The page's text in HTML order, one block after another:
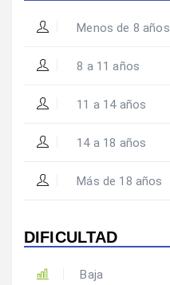
Menos de 8 años
8 a 11 años
11 a 14 años
14 a 18 años
Más de 18 años
DIFICULTAD
Baja